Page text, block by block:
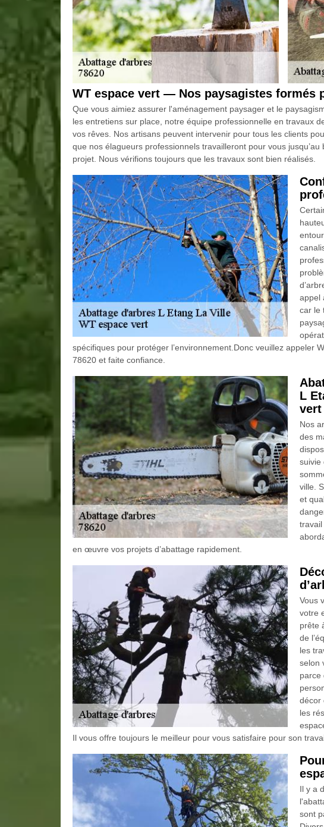
WT espace vert — Nos paysagistes formés
Que vous aimiez assurer l'aménagement paysager et le
les entretiens sur place, notre équipe professionnelle en travaux
vos rêves. Nos artisans peuvent intervenir pour tous les clients
que nos élagueurs professionnels travailleront pour vous
projet. Nous vérifions toujours que les travaux sont bien réalisés.
appel
car le
spécifiques pour protéger l’environnement.Donc veuillez appeler
78620 et faite confiance.
L
vert
Nos
des
suivie
ville.
et
en œuvre vos projets d’abattage rapidement.
Vous
votre
prête
de
les
selon
parce
décor
les
Il vous offre toujours le meilleur pour vous satisfaire pour son
Il y a
sont